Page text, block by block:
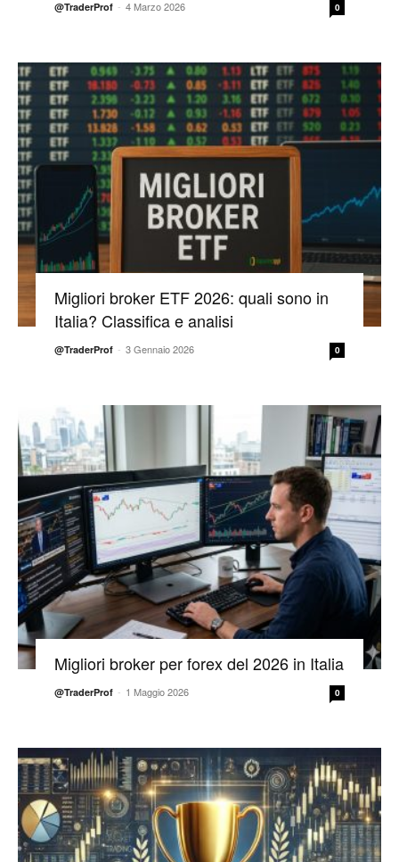
@TraderProf - 4 Marzo 2026 0
Migliori broker ETF 2026: quali sono in
Italia? Classifica e analisi
@TraderProf - 3 Gennaio 2026 0
Migliori broker per forex del 2026 in Italia
@TraderProf - 1 Maggio 2026 0